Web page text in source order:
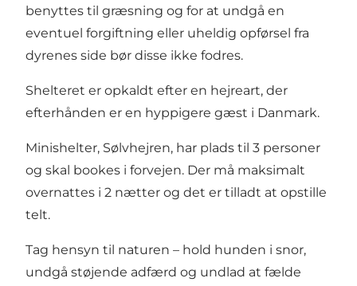
benyttes til græsning og for at undgå en
eventuel forgiftning eller uheldig opførsel fra
dyrenes side bør disse ikke fodres.
Shelteret er opkaldt efter en hejreart, der
efterhånden er en hyppigere gæst i Danmark.
Minishelter, Sølvhejren, har plads til 3 personer
og skal bookes i forvejen. Der må maksimalt
overnattes i 2 nætter og det er tilladt at opstille
telt.
Tag hensyn til naturen – hold hunden i snor,
undgå støjende adfærd og undlad at fælde